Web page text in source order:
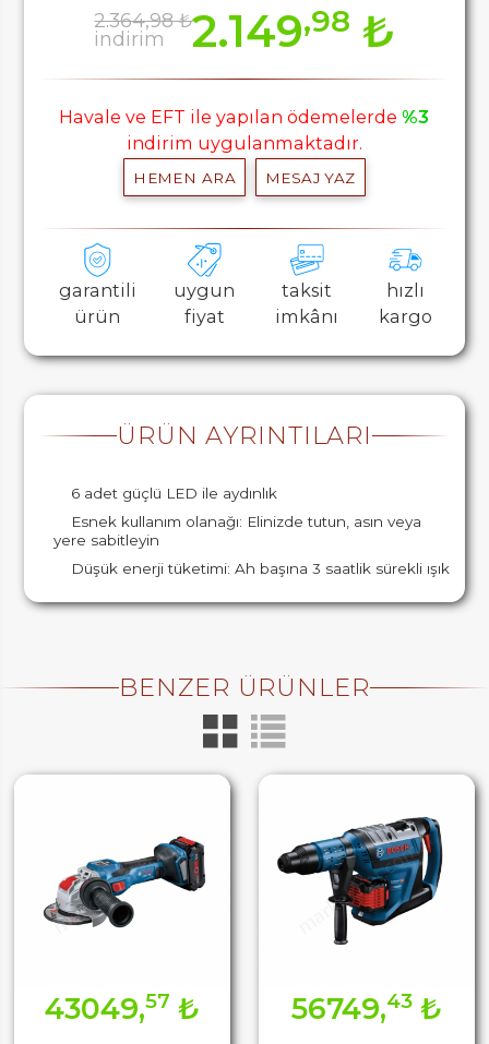
2.364,98 ₺
indirim
2.149,98 ₺
Havale ve EFT ile yapılan ödemelerde%3
indirim uygulanmaktadır.
HEMEN ARA MESAJ YAZ
garantili
ürün
uygun
fiyat
taksit
imkânı
hızlı
kargo
ÜRÜN AYRINTILARI
6 adet güçlü LED ile aydınlık
Esnek kullanım olanağı: Elinizde tutun, asın veya
yere sabitleyin
Düşük enerji tüketimi: Ah başına 3 saatlik sürekli ışık
BENZER ÜRÜNLER
43049,57 ₺ 56749,43₺